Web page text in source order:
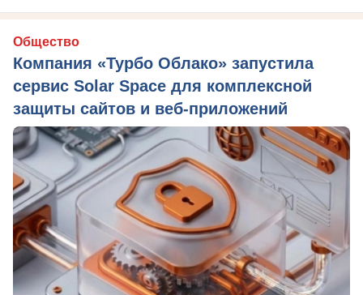
Общество
Компания «Турбо Облако» запустила
сервис Solar Space для комплексной
защиты сайтов и веб-приложений